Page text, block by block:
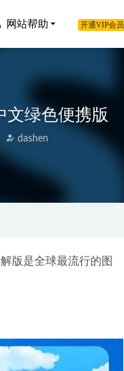
网站帮助 开通VIP会员
文绿色便携版
dashen
版是全球最流行的图
2020-02-04
装教程